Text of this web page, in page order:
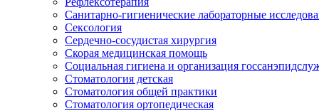
Санитарно-гигиенические лабораторные
Сексология
Сердечно-сосудистая хирургия
Скорая медицинская помощь
Социальная гигиена и организация
Стоматология детская
Стоматология общей практики
Стоматология ортопедическая